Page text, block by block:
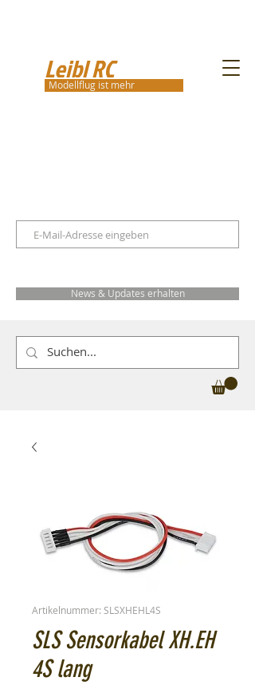
Leibl RC
Modellflug ist mehr
News & Updates erhalten
Artikelnummer: SLSXHEHL4S
SLS Sensorkabel XH.EH
4S lang